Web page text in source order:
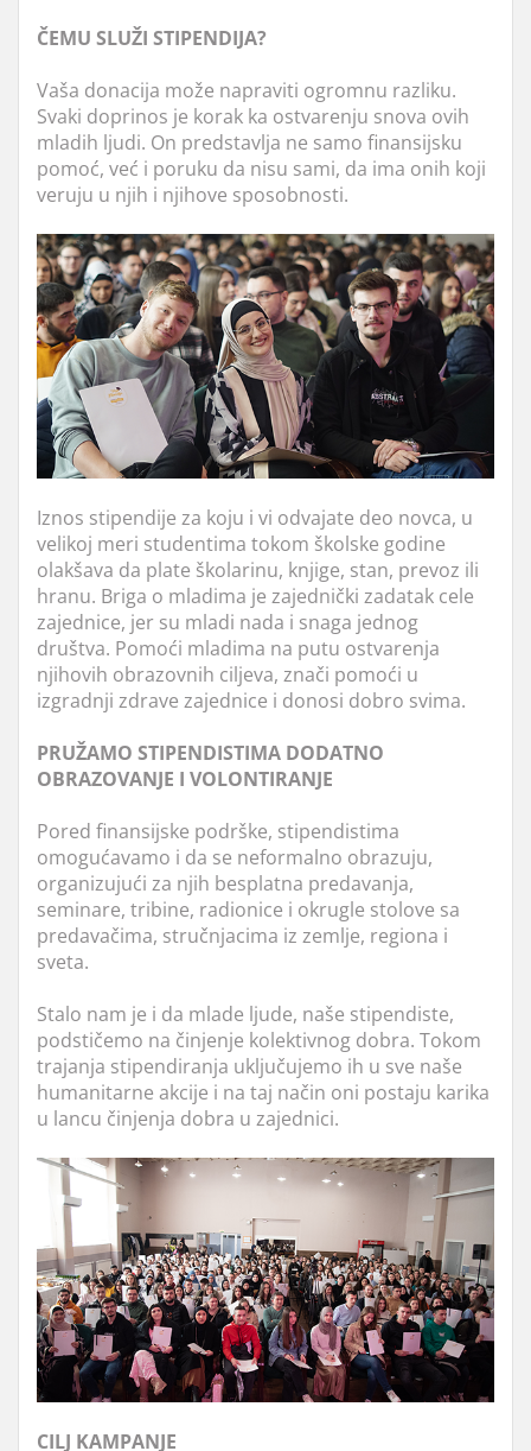
ČEMU SLUŽI STIPENDIJA?
Vaša donacija može napraviti ogromnu razliku.
Svaki doprinos je korak ka ostvarenju snova ovih
mladih ljudi. On predstavlja ne samo finansijsku
pomoć, već i poruku da nisu sami, da ima onih koji
veruju u njih i njihove sposobnosti.
Iznos stipendije za koju i vi odvajate deo novca, u
velikoj meri studentima tokom školske godine
olakšava da plate školarinu, knjige, stan, prevoz ili
hranu. Briga o mladima je zajednički zadatak cele
zajednice, jer su mladi nada i snaga jednog
društva. Pomoći mladima na putu ostvarenja
njihovih obrazovnih ciljeva, znači pomoći u
izgradnji zdrave zajednice i donosi dobro svima.
PRUŽAMO STIPENDISTIMA DODATNO
OBRAZOVANJE I VOLONTIRANJE
Pored finansijske podrške, stipendistima
omogućavamo i da se neformalno obrazuju,
organizujući za njih besplatna predavanja,
seminare, tribine, radionice i okrugle stolove sa
predavačima, stručnjacima iz zemlje, regiona i
sveta.
Stalo nam je i da mlade ljude, naše stipendiste,
podstičemo na činjenje kolektivnog dobra. Tokom
trajanja stipendiranja uključujemo ih u sve naše
humanitarne akcije i na taj način oni postaju karika
u lancu činjenja dobra u zajednici.
CILJ KAMPANJE